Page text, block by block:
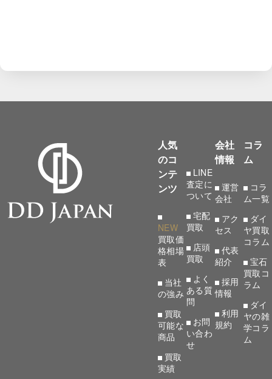
人気
のコ
ンテ
ンツ
NEW
買取価
格相場
表
当社
の強み
買取
可能な
商品
買取
実績
LINE
査定に
ついて
宅配
買取
店頭
買取
よく
ある質
問
お問
い合わ
せ
会社
情報
運営
会社
アク
セス
代表
紹介
採用
情報
利用
規約
コラ
ム
コラ
ム一覧
ダイ
ヤ買取
コラム
宝石
買取コ
ラム
ダイ
ヤの雑
学コラ
ム